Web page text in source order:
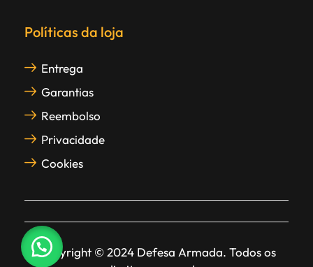
Políticas da loja
Entrega
Garantias
Reembolso
Privacidade
Cookies
Copyright © 2024 Defesa Armada. Todos os